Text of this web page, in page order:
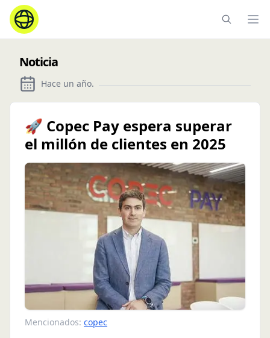
Noticia
Hace un año.
🚀 Copec Pay espera superar
el millón de clientes en 2025
Mencionados: copec